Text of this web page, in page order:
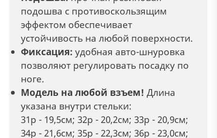
подошва с противоскользящим
эффектом обеспечивает
устойчивость на любой поверхности.
Фиксация: удобная авто-шнуровка
позволяют регулировать посадку по
ноге.
Модель на любой взъем! Длина
указана внутри стельки:
31р - 19,5см; 32р - 20,2см; 33р - 20,9см;
34р - 21,6см; 35р - 22,3см; 36р - 23,0см;